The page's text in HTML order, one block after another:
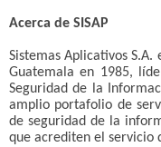
Acerca de SISAP
Sistemas Aplicativos
Guatemala en 1985,
Seguridad de la
amplio portafolio de
de seguridad de la
que acrediten el servicio